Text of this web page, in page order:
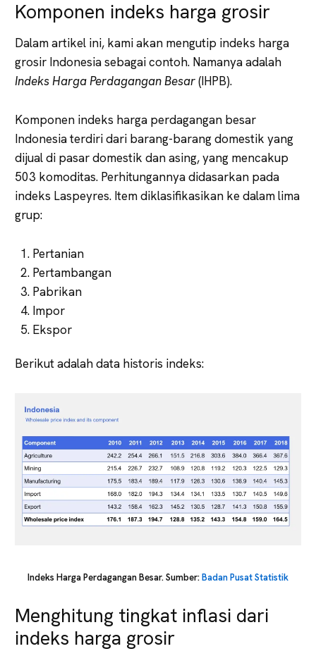
Komponen indeks harga grosir
Dalam artikel ini, kami akan mengutip indeks harga
grosir Indonesia sebagai contoh. Namanya adalah
Indeks Harga Perdagangan Besar(IHPB).
Komponen indeks harga perdagangan besar
Indonesia terdiri dari barang-barang domestik yang
dijual di pasar domestik dan asing, yang mencakup
503 komoditas. Perhitungannya didasarkan pada
indeks Laspeyres. Item diklasifikasikan ke dalam lima
grup:
Pertanian
Pertambangan
Pabrikan
Impor
Ekspor
Berikut adalah data historis indeks:
Indeks Harga Perdagangan Besar. Sumber:Badan Pusat Statistik
Menghitung tingkat inflasi dari
indeks harga grosir